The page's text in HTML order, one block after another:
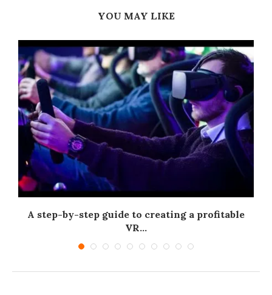
YOU MAY LIKE
A step-by-step guide to creating a profitable
VR...